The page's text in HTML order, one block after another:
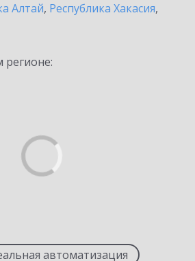
Алтай, Республика Хакасия,
автоматизация